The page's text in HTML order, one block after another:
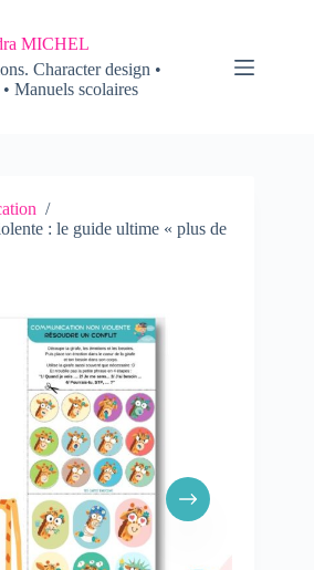
MICHEL
Character design •
Manuels scolaires
/
: le guide ultime « plus de